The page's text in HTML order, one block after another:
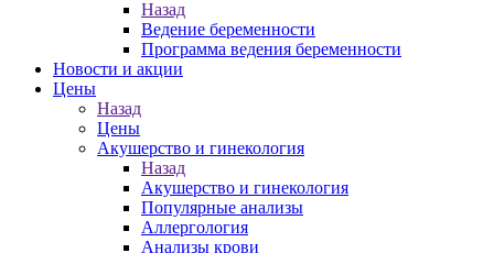
Назад
Ведение беременности
Программа ведения беременности
Новости и акции
Цены
Назад
Цены
Акушерство и гинекология
Назад
Акушерство и гинекология
Популярные анализы
Аллергология
Анализы крови